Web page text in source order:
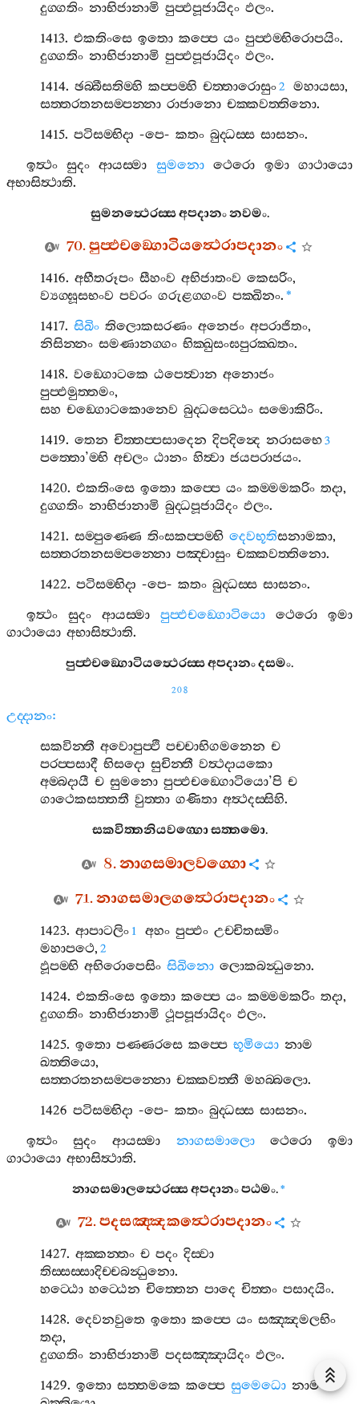
දුග‍්ගතිං නාභිජානාමි පුප‍්ඵපූජායිදං ඵලං.
1413.එකතිංසෙ ඉතො කප‍්පෙ යං පුප‍්ඵම‍්භිරොපයිං.
දුග‍්ගතිං නාභිජානාමි පුප‍්ඵපූජායිදං ඵලං.
1414.ඡබ‍්බීසතිම‍්හි කප‍්පම‍්හි චත‍්තාරොසුං2 මහායසා,
සත‍්තරතනසම‍්පන‍්නා රාජානො චක‍්කවත‍්තිනො.
1415.පටිසම‍්භිදා -පෙ-කතං බුද‍්ධස‍්ස සාසනං.
ඉත්‍ථං
සුදං ආයස‍්මා සුමනො ථෙරො ඉමා
ගාථායො
අභාසිත්‍ථාති.
සුමනත්‍ථෙරස‍්සඅපදානංනවමං.
70.පුප‍්ඵචඞ‍්ගොටියත්‍ථෙරාපදානං
1416.අභීතරූපං සීහංව අභිජාතංව කෙසරිං,
ව්‍යග‍්ඝූසභංව පවරං ගරුළග‍්ගංව පක‍්ඛිනං. *
1417.සිඛිං තිලොකසරණං අනෙජං අපරාජිතං,
නිසින‍්නං සමණානග‍්ගං භික‍්ඛුසංඝපුරක‍්ඛතං.
1418.වඞ‍්ගොටකෙ ඨපෙත්‍වාන අනොජං
පුප‍්ඵමුත‍්තමං,
සහ චඞ‍්ගොටකොනෙව බුද‍්ධසෙට‍්ඨං සමොකිරිං.
1419.තෙන චිත‍්තප‍්පසාදෙන දිපදින්‍දෙ නරාසභෙ3
පත‍්තො’ම‍්භි අචලං ඨානං හිත්‍වා ජයපරාජයං.
1420.එකතිංසෙ ඉතො කප‍්පෙ යං කම‍්මමකරිං තදා,
දුග‍්ගතිං නාභිජානාමි බුද‍්ධපූජායිදං ඵලං.
1421.සම‍්පුණ‍්ණෙ තිංසකප‍්පම‍්භි දෙවභූතිසනාමකා,
සත‍්තරතනසම‍්පන‍්නො පඤ‍්චාසුං චක‍්කවත‍්තිනො.
1422.පටිසම‍්භිදා -පෙ-කතං බුද‍්ධස‍්ස සාසනං.
ඉත්‍ථං
සුදං ආයස‍්මා පුප‍්ඵචඞ‍්ගොටියො ථෙරො
ඉමා
ගාථායො අභාසිත්‍ථාති.
පුප‍්ඵචඞ‍්ගොටියත්‍ථෙරස‍්සඅපදානංදසමං.
208
උද‍්දානං:
සකවින‍්තී අවොපුප‍්ඵි පච‍්චාභිගමනෙන ච
පරප‍්පසාදී භිසදො සුචින‍්තී වත්‍ථදායකො
අම‍්බදායී ච සුමනො පුප‍්ඵචඞ‍්ගොටියො’පි ච
ගාථෙකසත‍්තතී වුත‍්තා ගණිතා අත්‍ථදස‍්සිහි.
සකවිත‍්තනියවග‍්ගොසත‍්තමො.
8.නාගසමාලවග‍්ගො
71.නාගසමාලගත්‍ථෙරාපදානං
1423.ආපාටලිං 1 අහං පුප‍්ඵං උච‍්චිතස‍්මිං
මහාපථෙ, 2
ඵූපම‍්භි අභිරොපෙසිං සිඛිනො ලොකබන්‍ධුනො.
1424.එකතිංසෙ ඉතො කප‍්පෙ යං කම‍්මමකරිං තදා,
දුග‍්ගතිං නාභිජානාමි ථූපපූජායිදං ඵලං.
1425.ඉතො පණ‍්ණරසෙ කප‍්පෙ භූමියො නාම
ඛත‍්තියො,
සත‍්තරතනසම‍්පන‍්නො චක‍්කවත‍්තී මහබ‍්බලො.
1426පටිසම‍්භිදා -පෙ-කතං බුද‍්ධස‍්ස සාසනං.
ඉත්‍ථං
සුදං ආයස‍්මා නාගසමාලො ථෙරො
ඉමා
ගාථායො අභාසිත්‍ථාති.
නාගසමාලත්‍ථෙරස‍්සඅපදානංපඨමං.*
72.පදසඤ‍්ඤකත්‍ථෙරාපදානං
1427.අක‍්කන‍්තං ච පදං දිස‍්වා
තිස‍්සස‍්සාදිච‍්චබන්‍ධුනො.
හට‍්ඨො හට‍්ඨෙන චිත‍්තෙන පාදෙ චිත‍්තං පසාදයිං.
1428.දෙවනවුතෙ ඉතො කප‍්පෙ යං සඤ‍්ඤමලභිං
තදා,
දුග‍්ගතිං නාභිජානාමි පදසඤ‍්ඤායිදං ඵලං.
1429.ඉතො සත‍්තමකෙ කප‍්පෙ සුමෙධො නාම